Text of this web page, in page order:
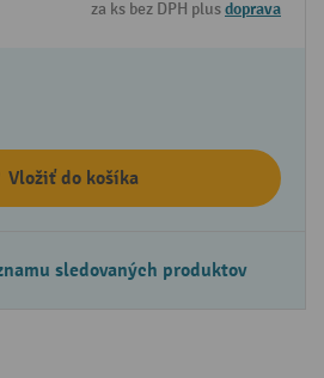
za ks bez DPH plusdoprava
Vložiť do košíka
sledovaných produktov